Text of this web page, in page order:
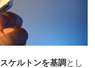
スケルトンを基調 とし